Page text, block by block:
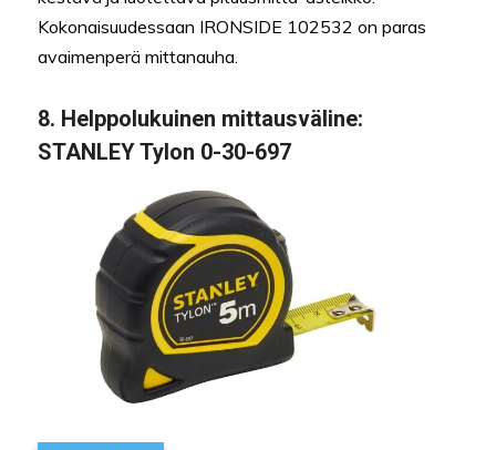
Kokonaisuudessaan IRONSIDE 102532 on paras
avaimenperä mittanauha.
8. Helppolukuinen mittausväline:
STANLEY Tylon 0-30-697